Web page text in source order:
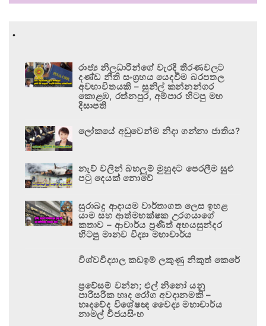
.
රාජ්‍ය නිලධාරීන්ගේ වැරදි තීරණවලට
දණ්ඩ නීති සංග්‍රහය යෙදවීම බරපතල
අවභාවිතයකි – සුනිල් කන්නන්ගර
කොළඹ, රත්නපුර, අම්පාර හිටපු මහ
දිසාපති
ලෝකයේ අඩුවෙන්ම නිදා ගන්නා ජාතිය?
නැව් වලින් බහලුම් මුහුදට පෙරලීම සුළු
පටු දෙයක් නොවේ
සුරාබදු ආදායම වාර්තාගත ලෙස ඉහළ
යාම සහ ආත්මභක්ෂක උරගයාගේ
කතාව – ආචාර්ය ප්‍රණීත් අභයසුන්දර
හිටපු මානව විද්‍යා මහාචාර්ය
විශ්වවිද්‍යාල කඩඉම් ලකුණු නිකුත් කෙරේ
ප්‍රවේසම් වන්න; එල් නිනෝ යනු
පාරිසරික හෘද රෝග අවදානමකි –
හෘදවේද විශේෂඥ වෛද්‍ය මහාචාර්ය
නාමල් විජයසිංහ